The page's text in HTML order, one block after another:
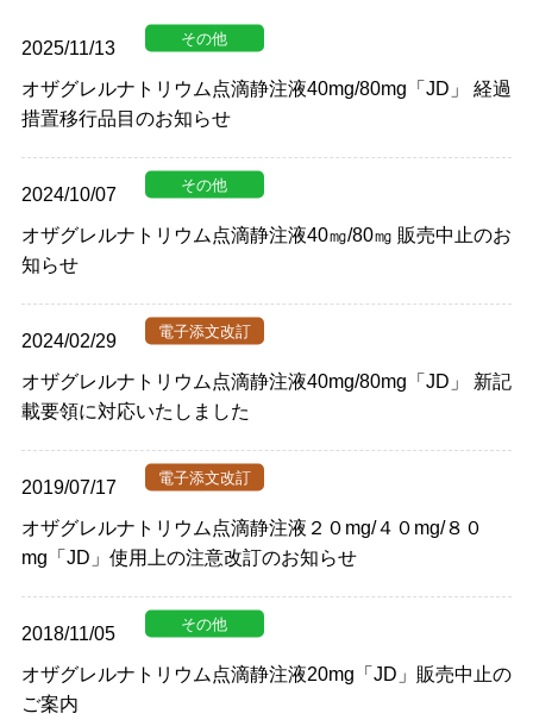
2025/11/13
オザグレルナトリウム点滴静注液40mg/80mg「JD」 経過
措置移行品目のお知らせ
2024/10/07
オザグレルナトリウム点滴静注液40㎎/80㎎ 販売中止のお
知らせ
2024/02/29
オザグレルナトリウム点滴静注液40mg/80mg「JD」 新記
載要領に対応いたしました
2019/07/17
オザグレルナトリウム点滴静注液２０mg/４０mg/８０
mg「JD」使用上の注意改訂のお知らせ
2018/11/05
オザグレルナトリウム点滴静注液20mg「JD」販売中止の
ご案内